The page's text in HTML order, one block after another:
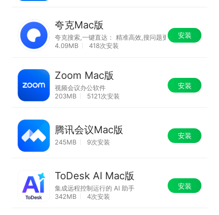
夸克Mac版
夸克搜索,一键直达： 精准高效,搜问题更快
4.09MB
418次安装
安装
Zoom Mac版
视频会议办公软件
203MB
5121次安装
安装
腾讯会议Mac版
245MB 9次安装
安装
ToDesk AI Mac版
集成远程控制运行的 AI 助手
342MB
4次安装
安装